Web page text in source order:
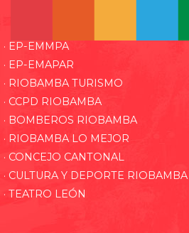
· EP-EMMPA
· EP-EMAPAR
· RIOBAMBA TURISMO
· CCPD RIOBAMBA
· BOMBEROS RIOBAMBA
· RIOBAMBA LO MEJOR
· CONCEJO CANTONAL
· CULTURA Y DEPORTE RIOBAMBA
· TEATRO LEÓN